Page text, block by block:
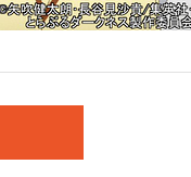
菜／古手川唯:名塚佳織
直子 ほか／音楽:渡辺剛